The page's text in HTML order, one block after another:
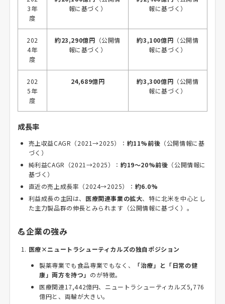
3年
度
報に基づく）
報に基づく）
202
4年
度
約23,290億円 （公開情
報に基づく）
約3,100億円 （公開情
報に基づく）
202
5年
度
24,689億円 約3,300億円 （公開情
報に基づく）
成長率
売上収益CAGR（2021→2025）： 約11%前後 （公開情報に基
づく）
純利益CAGR（2021→2025）： 約19～20%前後 （公開情報に
基づく）
直近の売上成長率（2024→2025）： 約6.0%
利益成長の主因は、 医療関連事業の拡大、特に北米を中心とし
た主力製品群の伸長とみられます（公開情報に基づく）。
💪企業の強み
医療×ニュートラシューティカルズの独自ポジション
製薬専業でも食品専業でもなく、
「治療」と「日常の健
康」両方を持つ」 のが特徴。
医療関連17,442億円、ニュートラシューティカルズ5,776
億円と、両輪が大きい。